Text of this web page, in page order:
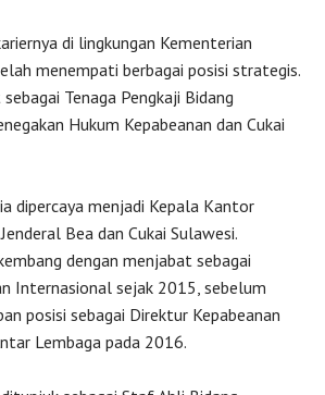
di lingkungan Kementerian
menempati berbagai posisi strategis.
Tenaga Pengkaji Bidang
Hukum Kepabeanan dan Cukai
dipercaya menjadi Kepala Kantor
Bea dan Cukai Sulawesi.
dengan menjabat sebagai
Internasional sejak 2015, sebelum
posisi sebagai Direktur Kepabeanan
Lembaga pada 2016.